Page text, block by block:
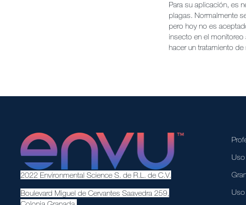
Para su aplicación, es
plagas. Normalmente
pero hoy no es
insecto en el
hacer un tratamiento
2022 Environmental Science S. de R.L. de C.V.
Boulevard Miguel de Cervantes Saavedra 259,